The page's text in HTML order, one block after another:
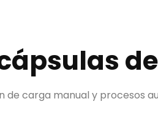
carga manual y procesos